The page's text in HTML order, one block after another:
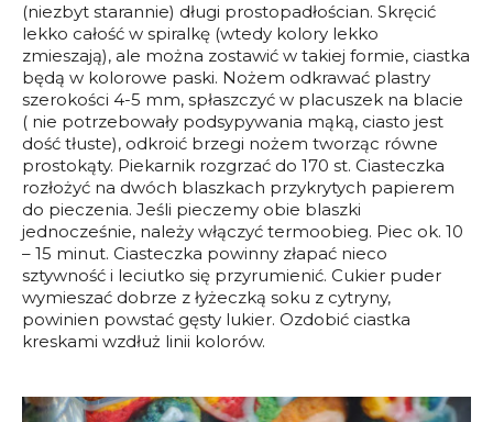
(niezbyt starannie) długi prostopadłościan. Skręcić
lekko całość w spiralkę (wtedy kolory lekko
zmieszają), ale można zostawić w takiej formie, ciastka
będą w kolorowe paski. Nożem odkrawać plastry
szerokości 4-5 mm, spłaszczyć w placuszek na blacie
( nie potrzebowały podsypywania mąką, ciasto jest
dość tłuste), odkroić brzegi nożem tworząc równe
prostokąty. Piekarnik rozgrzać do 170 st. Ciasteczka
rozłożyć na dwóch blaszkach przykrytych papierem
do pieczenia. Jeśli pieczemy obie blaszki
jednocześnie, należy włączyć termoobieg. Piec ok. 10
– 15 minut. Ciasteczka powinny złapać nieco
sztywność i leciutko się przyrumienić. Cukier puder
wymieszać dobrze z łyżeczką soku z cytryny,
powinien powstać gęsty lukier. Ozdobić ciastka
kreskami wzdłuż linii kolorów.